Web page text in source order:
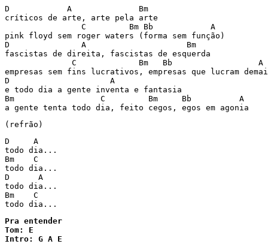
D            A              Bm
críticos de arte, arte pela arte
                C         Bm Bb            A
pink floyd sem roger waters (forma sem função)
D               A                     Bm
fascistas de direita, fascistas de esquerda
              C             Bm   Bb                  A
empresas sem fins lucrativos, empresas que lucram
D                     A
e todo dia a gente inventa e fantasia
Bm                  C         Bm     Bb          A
D     A
todo dia...
Bm    C
todo dia...
D      A
todo dia...
Bm    C
Pra entender
Tom: E
Intro: G A E